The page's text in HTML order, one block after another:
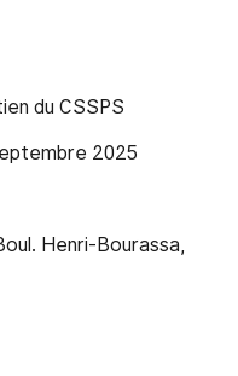
du CSSPS
2025
Henri-Bourassa,